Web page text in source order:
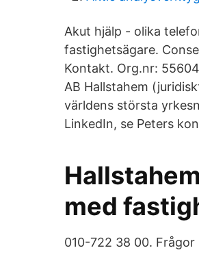
Akut hjälp - olika
fastighetsägare.
Kontakt. Org.nr:
AB Hallstahem
världens största
LinkedIn, se Peters
med
010-722 38 00.